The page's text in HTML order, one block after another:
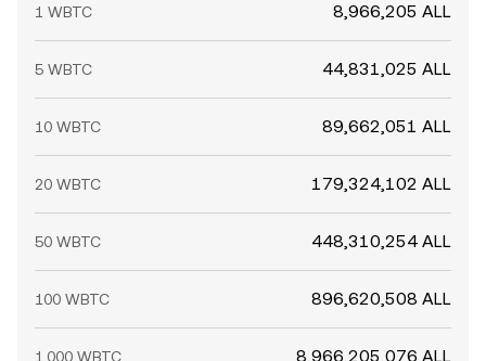
1 WBTC 8,966,205 ALL
5 WBTC 44,831,025 ALL
10 WBTC 89,662,051 ALL
20 WBTC 179,324,102 ALL
50 WBTC 448,310,254 ALL
100 WBTC 896,620,508 ALL
1,000 WBTC 8,966,205,076 ALL